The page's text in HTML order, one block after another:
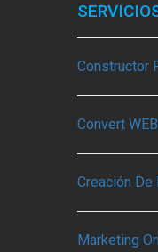
Constructor
Convert
Creación De
Marketing